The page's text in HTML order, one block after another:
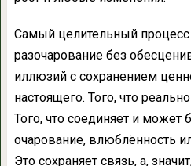
Самый целительный
разочарование без
иллюзий с сохранением
настоящего. Того, что
Того, что соединяет и может
очарование, влюблённость
Это сохраняет связь, а,